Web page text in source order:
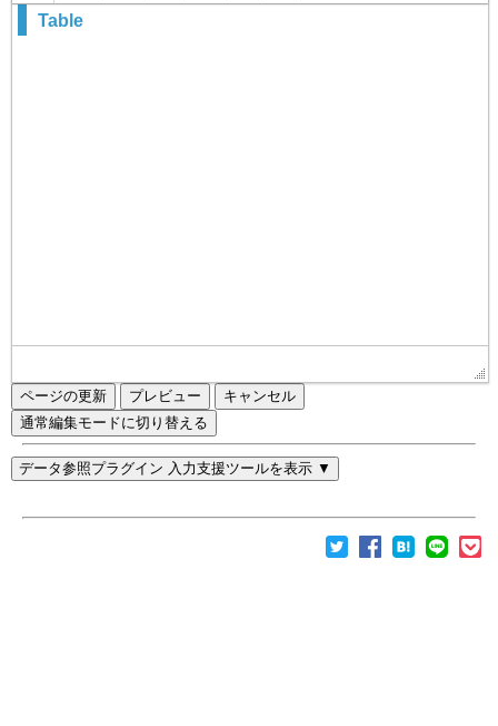
ページの更新
通常編集モードに切り替える
データ参照プラグイン 入力支援ツールを表示 ▼